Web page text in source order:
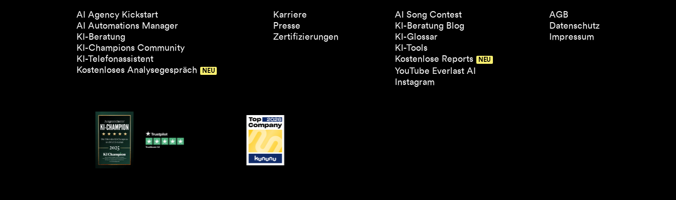
AI Agency Kickstart
AI Automations Manager
KI-Beratung
KI-Champions Community
KI-Telefonassistent
Kostenloses Analysegespräch
Karriere
Presse
Zertifizierungen
AI Song Contest
KI-Beratung Blog
KI-Glossar
KI-Tools
Kostenlose Reports
YouTube Everlast AI
Instagram
AGB
Datenschutz
Impressum